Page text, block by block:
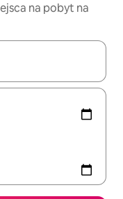
na pobyt na
się po nich za